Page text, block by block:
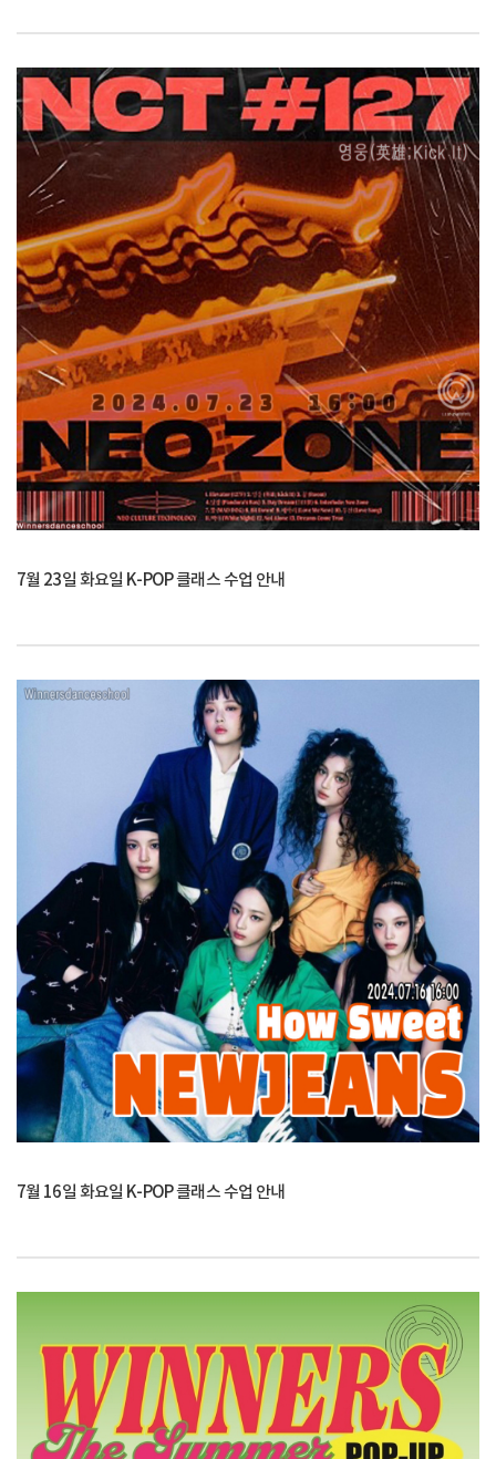
7월 23일 화요일 K-POP 클래스 수업 안내
7월 16일 화요일 K-POP 클래스 수업 안내